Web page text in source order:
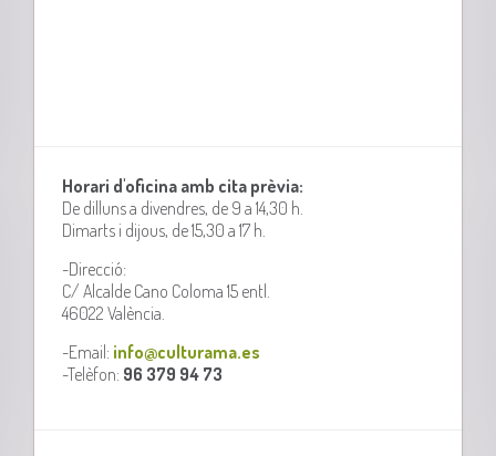
Horari d'oficina amb cita prèvia:
De dilluns a divendres, de 9 a 14,30 h.
Dimarts i dijous, de 15,30 a 17 h.
-Direcció:
C/ Alcalde Cano Coloma 15 entl.
46022 València.
-Email: info@culturama.es
-Telèfon: 96 379 94 73